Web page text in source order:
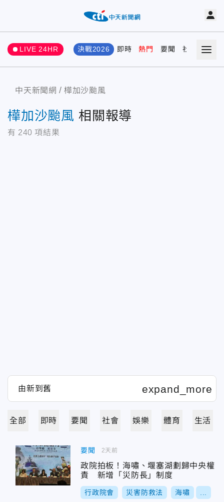
LIVE 24HR 決戰2026 即時 熱門 要聞 社會 娛樂
中天新聞網 樺加沙颱風
樺加沙颱風 相關報導
有 240 項結果
全部 即時 要聞 社會 娛樂 體育 生活
要聞
政院拍板！海嘯、堰塞湖劃歸中央權
責 新增「災防長」制度
行政院會 災害防救法 海嘯
2天前